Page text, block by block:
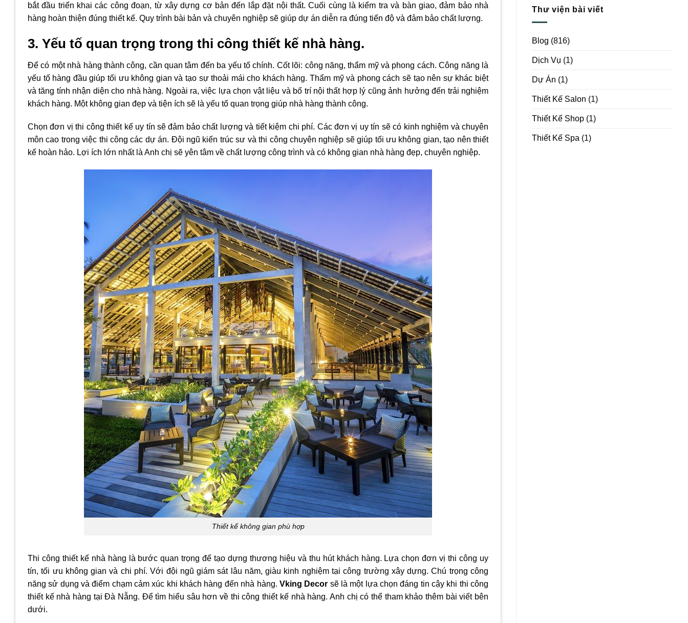
bắt đầu triển khai các công đoạn, từ xây dựng cơ bản đến lắp đặt nội thất. Cuối cùng là kiểm tra và bàn giao, đảm bảo nhà
hàng hoàn thiện đúng thiết kế. Quy trình bài bản và chuyên nghiệp sẽ giúp dự án diễn ra đúng tiến độ và đảm bảo chất lượng.
3. Yếu tố quan trọng trong thi công thiết kế nhà hàng.
Để có một nhà hàng thành công, cần quan tâm đến ba yếu tố chính. Cốt lõi: công năng, thẩm mỹ và phong cách. Công năng là
yếu tố hàng đầu giúp tối ưu không gian và tạo sự thoải mái cho khách hàng. Thẩm mỹ và phong cách sẽ tạo nên sự khác biệt
và tăng tính nhận diện cho nhà hàng. Ngoài ra, việc lựa chọn vật liệu và bố trí nội thất hợp lý cũng ảnh hưởng đến trải nghiệm
khách hàng. Một không gian đẹp và tiện ích sẽ là yếu tố quan trọng giúp nhà hàng thành công.
Chọn đơn vị thi công thiết kế uy tín sẽ đảm bảo chất lượng và tiết kiệm chi phí. Các đơn vị uy tín sẽ có kinh nghiệm và chuyên
môn cao trong việc thi công các dự án. Đội ngũ kiến trúc sư và thi công chuyên nghiệp sẽ giúp tối ưu không gian, tạo nên thiết
kế hoàn hảo. Lợi ích lớn nhất là Anh chị sẽ yên tâm về chất lượng công trình và có không gian nhà hàng đẹp, chuyên nghiệp.
Thiết kế không gian phù hợp
Thi công thiết kế nhà hàng là bước quan trọng để tạo dựng thương hiệu và thu hút khách hàng. Lựa chọn đơn vị thi công uy
tín, tối ưu không gian và chi phí. Với đội ngũ giám sát lâu năm, giàu kinh nghiệm tại công trường xây dựng. Chú trọng công
năng sử dụng và điểm chạm cảm xúc khi khách hàng đến nhà hàng. Vking Decor sẽ là một lựa chọn đáng tin cậy khi thi công
thiết kế nhà hàng tại Đà Nẵng. Để tìm hiểu sâu hơn về thi công thiết kế nhà hàng. Anh chị có thể tham khảo thêm bài viết bên
dưới.
Thư viện bài viết
Blog (816)
Dịch Vụ (1)
Dự Án (1)
Thiết Kế Salon (1)
Thiết Kế Shop (1)
Thiết Kế Spa (1)